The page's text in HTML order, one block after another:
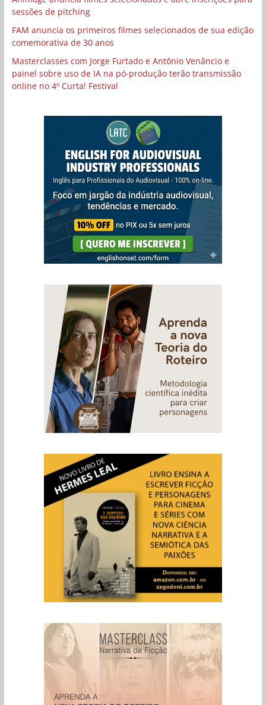
sessões de pitching
FAM anuncia os primeiros filmes selecionados de sua edição
comemorativa de 30 anos
Masterclasses com Jorge Furtado e Antônio Venâncio e
painel sobre uso de IA na pó-produção terão transmissão
online no 4º Curta! Festival